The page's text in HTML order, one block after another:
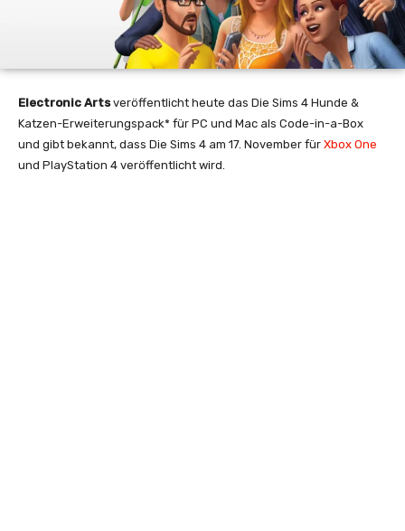
Electronic Artsveröffentlicht heute das Die Sims 4 Hunde &
Katzen-Erweiterungspack* für PC und Mac als Code-in-a-Box
und gibt bekannt, dass Die Sims 4 am 17. November für Xbox One
und PlayStation 4 veröffentlicht wird.